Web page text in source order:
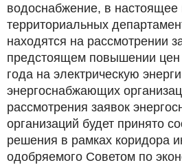
водоснабжение, в настоящее
территориальных
находятся на рассмотрении
предстоящем повышении цен
года на электрическую
энергоснабжающих
рассмотрения заявок
организаций будет принято
решения в рамках коридора
одобряемого Советом по